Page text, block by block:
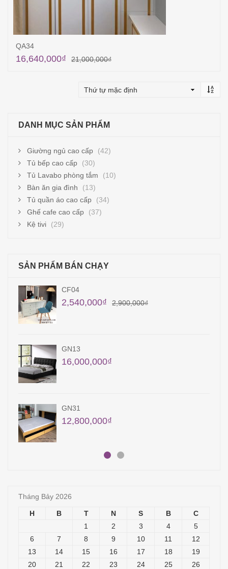
QA34
21,000,000₫
16,640,000₫
DANH MỤC SẢN PHẨM
Giường ngủ cao cấp
(42)
Tủ bếp cao cấp
(30)
Tủ Lavabo phòng tắm
(10)
Bàn ăn gia đình
(13)
Tủ quần áo cao cấp
(34)
Ghế cafe cao cấp
(37)
Kệ tivi
(29)
SẢN PHẨM BÁN CHẠY
CF04
2,900,000₫
2,540,000₫
GN13
16,000,000₫
GN31
12,800,000₫
Tháng Bảy 2026
H B T N S B
C
1
2 3 4
5
6
7 8 9 10 11
12
13
14 15 16 17 18
19
20
21 22 23 24 25
26